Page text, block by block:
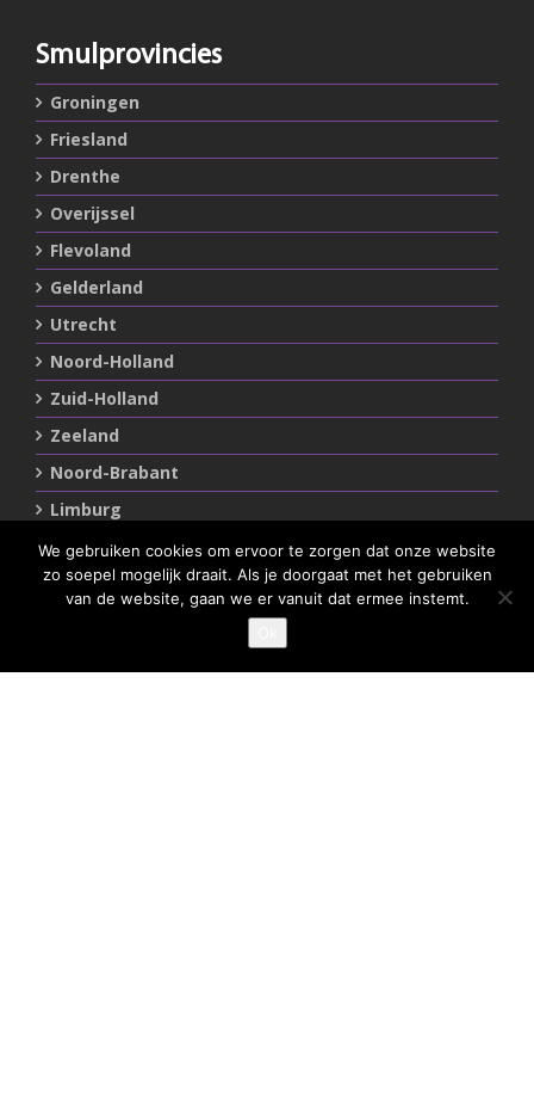
Smulprovincies
Groningen
Friesland
Drenthe
Overijssel
Flevoland
Gelderland
Utrecht
Noord-Holland
Zuid-Holland
Zeeland
Noord-Brabant
Limburg
Statements
We gebruiken cookies om ervoor te zorgen dat onze website
zo soepel mogelijk draait. Als je doorgaat met het gebruiken
van de website, gaan we er vanuit dat ermee instemt.